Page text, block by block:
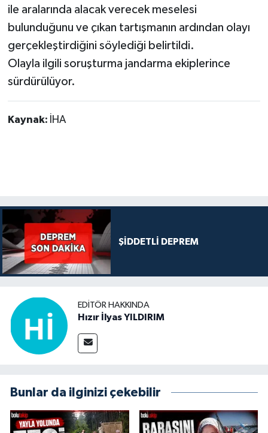
ile aralarında alacak verecek meselesi
bulunduğunu ve çıkan tartışmanın ardından olayı
gerçekleştirdiğini söylediği belirtildi.
Olayla ilgili soruşturma jandarma ekiplerince
sürdürülüyor.
Kaynak: İHA
ŞİDDETLİ DEPREM
EDITÖR HAKKINDA
Hızır İlyas YILDIRIM
Bunlar da ilginizi çekebilir